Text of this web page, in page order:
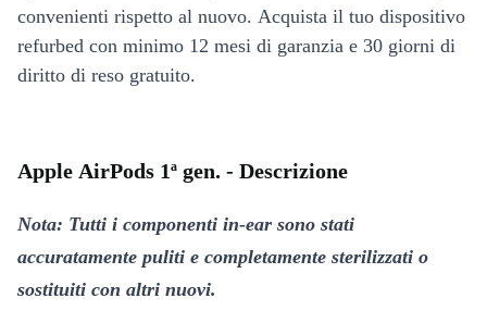
convenienti rispetto al nuovo. Acquista il tuo dispositivo
refurbed con minimo 12 mesi di garanzia e 30 giorni di
diritto di reso gratuito.
Apple AirPods 1ª gen. - Descrizione
Nota: Tutti i componenti in-ear sono stati
accuratamente puliti e completamente sterilizzati o
sostituiti con altri nuovi.